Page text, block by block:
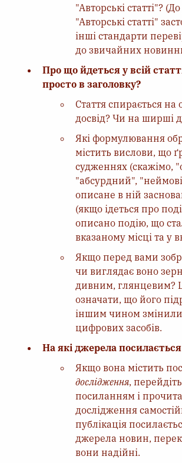
"Авторські статті"?
"Авторські статті"
інші стандарти
до звичайних
Про що йдеться у всій
просто в заголовку?
Стаття спирається на
досвід? Чи на ширші
Які формулювання
містить вислови, що
судженнях (скажімо,
"абсурдний",
описане в ній
(якщо ідеться про
описано подію, що
вказаному місці та у
Якщо перед вами
чи виглядає воно
дивним, глянцевим?
означати, що його
іншим чином
цифрових засобів.
На які джерела посилається
Якщо вона містить
дослідження,
посиланням і
дослідження
публікація
джерела новин,
вони надійні.